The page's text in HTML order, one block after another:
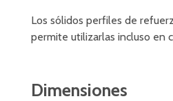
Los sólidos perfiles de
permite utilizarlas incluso en
Dimensiones